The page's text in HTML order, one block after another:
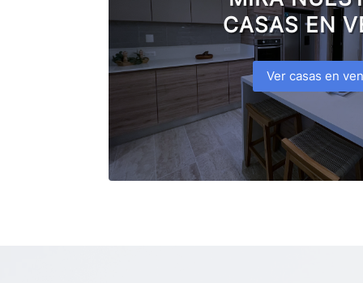
CASAS EN
Ver casas en